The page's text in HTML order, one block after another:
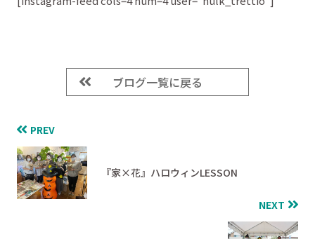
ブログ一覧に戻る
PREV
『家×花』ハロウィンLESSON
NEXT